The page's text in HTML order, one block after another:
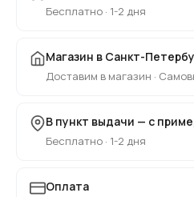
Бесплатно · 1-2 дня
Магазин в Санкт-
Доставим в магазин ·
В пункт выдачи — с
Бесплатно · 1-2 дня
Оплата